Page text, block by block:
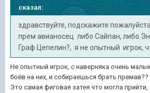
сказал:
здравствуйте, подскажите
прем авианосец либо Сайпан, либо
Граф Цепелин?, я не опытный игрок,
Не опытный игрок, с наверняка очень
боёв на них, и собираешься брать премав??
Это самая фиговая затея что могла